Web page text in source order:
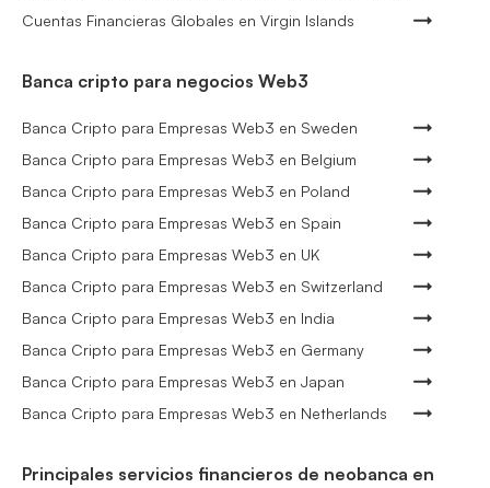
Cuentas Financieras Globales en Virgin Islands
Banca cripto para negocios Web3
Banca Cripto para Empresas Web3 en Sweden
Banca Cripto para Empresas Web3 en Belgium
Banca Cripto para Empresas Web3 en Poland
Banca Cripto para Empresas Web3 en Spain
Banca Cripto para Empresas Web3 en UK
Banca Cripto para Empresas Web3 en Switzerland
Banca Cripto para Empresas Web3 en India
Banca Cripto para Empresas Web3 en Germany
Banca Cripto para Empresas Web3 en Japan
Banca Cripto para Empresas Web3 en Netherlands
Principales servicios financieros de neobanca en